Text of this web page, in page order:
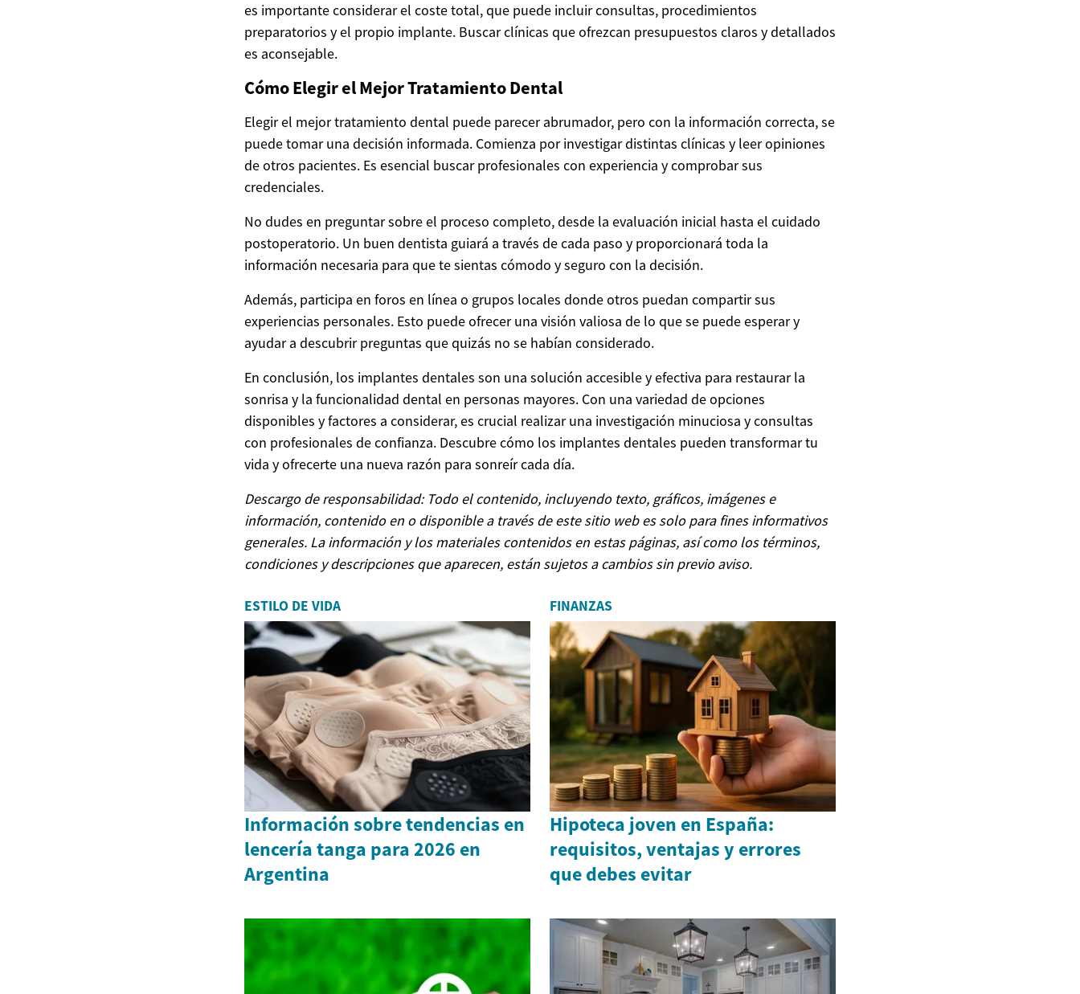
es importante considerar el coste total, que puede incluir consultas, procedimientos
preparatorios y el propio implante. Buscar clínicas que ofrezcan presupuestos claros y detallados
es aconsejable.
Cómo Elegir el Mejor Tratamiento Dental
Elegir el mejor tratamiento dental puede parecer abrumador, pero con la información correcta, se
puede tomar una decisión informada. Comienza por investigar distintas clínicas y leer opiniones
de otros pacientes. Es esencial buscar profesionales con experiencia y comprobar sus
credenciales.
No dudes en preguntar sobre el proceso completo, desde la evaluación inicial hasta el cuidado
postoperatorio. Un buen dentista guiará a través de cada paso y proporcionará toda la
información necesaria para que te sientas cómodo y seguro con la decisión.
Además, participa en foros en línea o grupos locales donde otros puedan compartir sus
experiencias personales. Esto puede ofrecer una visión valiosa de lo que se puede esperar y
ayudar a descubrir preguntas que quizás no se habían considerado.
En conclusión, los implantes dentales son una solución accesible y efectiva para restaurar la
sonrisa y la funcionalidad dental en personas mayores. Con una variedad de opciones
disponibles y factores a considerar, es crucial realizar una investigación minuciosa y consultas
con profesionales de confianza. Descubre cómo los implantes dentales pueden transformar tu
vida y ofrecerte una nueva razón para sonreír cada día.
Descargo de responsabilidad: Todo el contenido, incluyendo texto, gráficos, imágenes e
información, contenido en o disponible a través de este sitio web es solo para fines informativos
generales. La información y los materiales contenidos en estas páginas, así como los términos,
condiciones y descripciones que aparecen, están sujetos a cambios sin previo aviso.
ESTILO DE VIDA
Información sobre tendencias en
lencería tanga para 2026 en
Argentina
FINANZAS
Hipoteca joven en España:
requisitos, ventajas y errores
que debes evitar